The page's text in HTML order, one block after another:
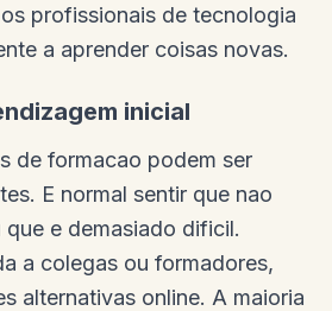
profissionais de tecnologia
a aprender coisas novas.
inicial
de formacao podem ser
E normal sentir que nao
e demasiado dificil.
a colegas ou formadores,
alternativas online. A maioria